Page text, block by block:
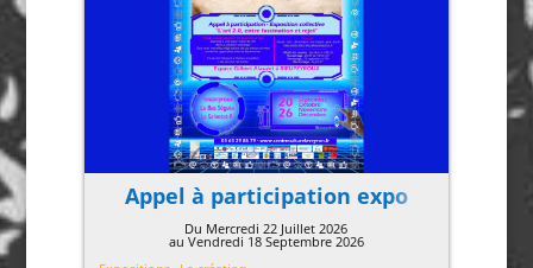
Appel à participation expo
Du Mercredi 22 Juillet 2026
au Vendredi 18 Septembre 2026